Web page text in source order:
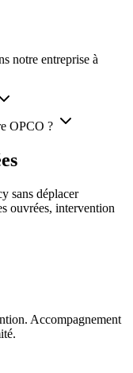
notre entreprise à
OPCO ?
sans déplacer
ouvrées, intervention
Accompagnement